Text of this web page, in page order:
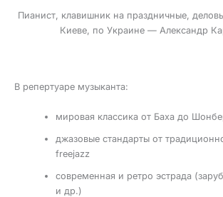
Пианист, клавишник на праздничные,
Киеве, по Украине — Александр
В репертуаре музыканта:
мировая классика от Баха до
джазовые стандарты от
freejazz
современная и ретро эстрада
и др.)